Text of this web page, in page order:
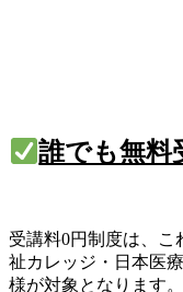
誰でも無料
受講料0円制度は、
祉カレッジ・日本医
様が対象となります。